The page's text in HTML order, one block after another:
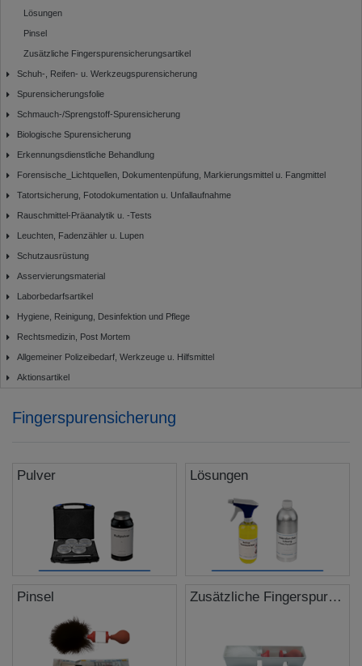
Lösungen
Pinsel
Zusätzliche Fingerspurensicherungsartikel
Schuh-, Reifen- u. Werkzeugspurensicherung
Spurensicherungsfolie
Schmauch-/Sprengstoff-Spurensicherung
Biologische Spurensicherung
Erkennungsdienstliche Behandlung
Forensische_Lichtquellen, Dokumentenpüfung, Markierungsmittel u. Fangmittel
Tatortsicherung, Fotodokumentation u. Unfallaufnahme
Rauschmittel-Präanalytik u. -Tests
Leuchten, Fadenzähler u. Lupen
Schutzausrüstung
Asservierungsmaterial
Laborbedarfsartikel
Hygiene, Reinigung, Desinfektion und Pflege
Rechtsmedizin, Post Mortem
Allgemeiner Polizeibedarf, Werkzeuge u. Hilfsmittel
Aktionsartikel
Fingerspurensicherung
Pulver Lösungen
Pinsel Zusätzliche Fingerspurensicherungsartikel